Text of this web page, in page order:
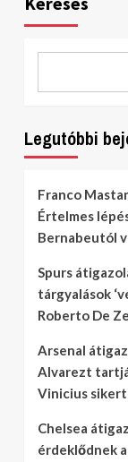
Legutóbbi
Franco
Értelmes
Bernabeutól
Spurs
tárgyalások
Roberto De
Arsenal
Alvarezt
Vinicius
Chelsea
érdeklődnek